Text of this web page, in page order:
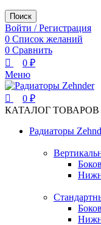
Поиск
Войти / Регистрация
0 Список желаний
0 Сравнить
0 ₽
Меню
0 ₽
КАТАЛОГ ТОВАРОВ
Радиаторы